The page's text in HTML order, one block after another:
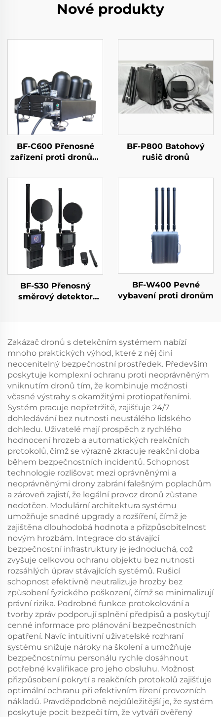
Nové produkty
BF-C600 Přenosné
zařízení proti dronům
BF-P800 Batohový
rušič dronů
BF-S30 Přenosný
směrový detektor
BF-W400 Pevné
vybavení proti dronům
Zakázač dronů s detekčním systémem nabízí
mnoho praktických výhod, které z něj činí
neocenitelný bezpečnostní prostředek. Především
poskytuje komplexní ochranu proti neoprávněným
vniknutím dronů tím, že kombinuje možnosti
včasné výstrahy s okamžitými protiopatřeními.
Systém pracuje nepřetržitě, zajišťuje 24/7
dohledávání bez nutnosti neustálého lidského
dohledu. Uživatelé mají prospěch z rychlého
hodnocení hrozeb a automatických reakčních
protokolů, čímž se výrazně zkracuje reakční doba
během bezpečnostních incidentů. Schopnost
technologie rozlišovat mezi oprávněnými a
neoprávněnými drony zabrání falešným poplachům
a zároveň zajistí, že legální provoz dronů zůstane
nedotčen. Modulární architektura systému
umožňuje snadné upgrady a rozšíření, čímž je
zajištěna dlouhodobá hodnota a přizpůsobitelnost
novým hrozbám. Integrace do stávající
bezpečnostní infrastruktury je jednoduchá, což
zvyšuje celkovou ochranu objektu bez nutnosti
rozsáhlých úprav stávajících systémů. Rušicí
schopnost efektivně neutralizuje hrozby bez
způsobení fyzického poškození, čímž se minimalizují
právní rizika. Podrobné funkce protokolování a
tvorby zpráv podporují splnění předpisů a poskytují
cenné informace pro plánování bezpečnostních
opatření. Navíc intuitivní uživatelské rozhraní
systému snižuje nároky na školení a umožňuje
bezpečnostnímu personálu rychle dosáhnout
potřebné kvalifikace pro jeho obsluhu. Možnost
přizpůsobení pokrytí a reakčních protokolů zajišťuje
optimální ochranu při efektivním řízení provozních
nákladů. Pravděpodobně nejdůležitější je, že systém
poskytuje pocit bezpečí tím, že vytváří ověřený